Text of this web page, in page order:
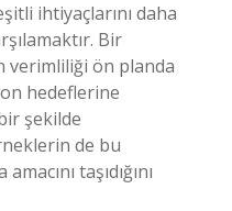
ihtiyaçlarını daha
Bir
verimliliği ön planda
hedeflerine
şekilde
de bu
taşıdığını